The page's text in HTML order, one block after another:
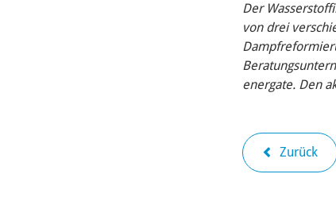
Der
von drei
energate. Den
Zurück